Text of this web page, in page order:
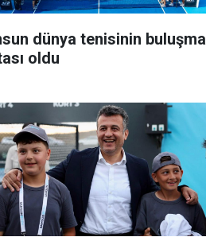
dünya tenisinin buluşma
oldu